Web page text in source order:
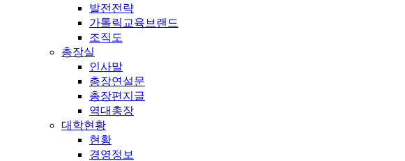
발전전략
가톨릭교육브랜드
조직도
총장실
인사말
총장연설문
총장편지글
역대총장
대학현황
현황
경영정보